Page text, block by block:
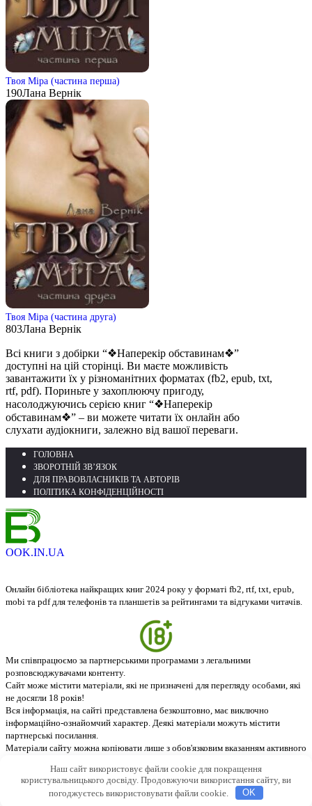
Твоя Міра (частина перша)
190Лана Вернік
Твоя Міра (частина друга)
803Лана Вернік
Всі книги з добірки “❖Наперекір обставинам❖”
доступні на цій сторінці. Ви маєте можливість
завантажити їх у різноманітних форматах (fb2, epub, txt,
rtf, pdf). Пориньте у захоплюючу пригоду,
насолоджуючись серією книг “❖Наперекір
обставинам❖” – ви можете читати їх онлайн або
слухати аудіокниги, залежно від вашої переваги.
ГОЛОВНА
ЗВОРОТНІЙ ЗВ’ЯЗОК
ДЛЯ ПРАВОВЛАСНИКІВ ТА АВТОРІВ
ПОЛІТИКА КОНФІДЕНЦІЙНОСТІ
OOK.IN.UA
Онлайн бібліотека найкращих книг 2024 року у форматі fb2, rtf, txt, epub,
mobi та pdf для телефонів та планшетів за рейтингами та відгуками читачів.
Ми співпрацюємо за партнерськими програмами з легальними
розповсюджувачами контенту.
Сайт може містити матеріали, які не призначені для перегляду особами, які
не досягли 18 років!
Вся інформація, на сайті представлена безкоштовно, має виключно
інформаційно-ознайомчий характер. Деякі матеріали можуть містити
партнерські посилання.
Матеріали сайту можна копіювати лише з обов'язковим вказанням активного
Наш сайт використовує файли cookie для покращення
користувальницького досвіду. Продовжуючи використання сайту, ви
погоджуєтесь використовувати файли cookie.
OK